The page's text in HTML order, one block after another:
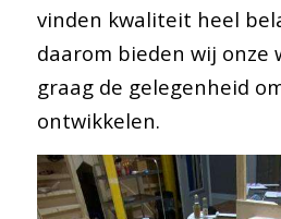
vinden kwaliteit heel
daarom bieden wij onze
graag de gelegenheid
ontwikkelen.